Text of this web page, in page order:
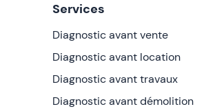
Services
Diagnostic avant vente
Diagnostic avant location
Diagnostic avant travaux
Diagnostic avant démolition